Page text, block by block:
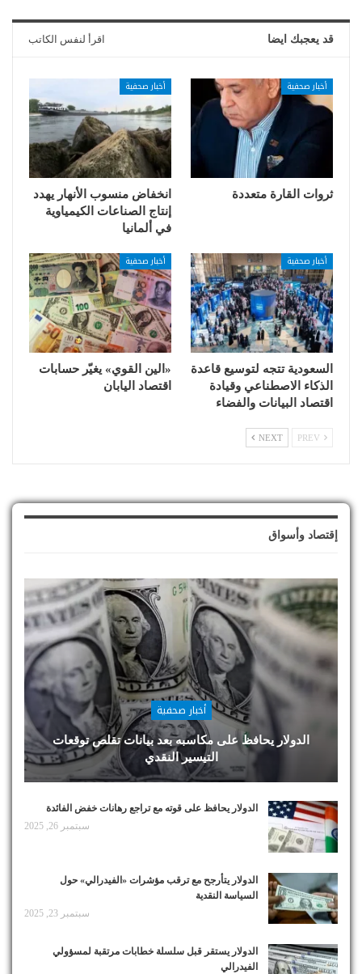
قد يعجبك ايضا اقرأ لنفس الكاتب
أخبار صحفية
ثروات القارة متعددة
أخبار صحفية
انخفاض منسوب الأنهار يهدد
إنتاج الصناعات الكيمياوية
في ألمانيا
أخبار صحفية
السعودية تتجه لتوسيع قاعدة
الذكاء الاصطناعي وقيادة
اقتصاد البيانات والفضاء
أخبار صحفية
«الين القوي» يغيّر حسابات
اقتصاد اليابان
NEXT
إقتصاد وأسواق
أخبار صحفية
الدولار يحافظ على مكاسبه بعد بيانات تقلص توقعات
التيسير النقدي
الدولار يحافظ على قوته مع تراجع رهانات خفض الفائدة
سبتمبر 26, 2025
الدولار يتأرجح مع ترقب مؤشرات «الفيدرالي» حول
السياسة النقدية
سبتمبر 23, 2025
الدولار يستقر قبل سلسلة خطابات مرتقبة لمسؤولي
الفيدرالي